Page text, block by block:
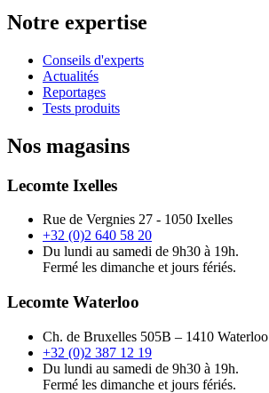
Notre expertise
Conseils d'experts
Actualités
Reportages
Tests produits
Nos magasins
Lecomte Ixelles
Rue de Vergnies 27 - 1050 Ixelles
+32 (0)2 640 58 20
Du lundi au samedi de 9h30 à 19h.
Fermé les dimanche et jours fériés.
Lecomte Waterloo
Ch. de Bruxelles 505B – 1410 Waterloo
+32 (0)2 387 12 19
Du lundi au samedi de 9h30 à 19h.
Fermé les dimanche et jours fériés.